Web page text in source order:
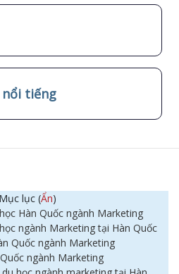
nổi tiếng
Mục lục (Ẩn)
Hàn Quốc ngành Marketing
ngành Marketing tại Hàn Quốc
Quốc ngành Marketing
ngành Marketing